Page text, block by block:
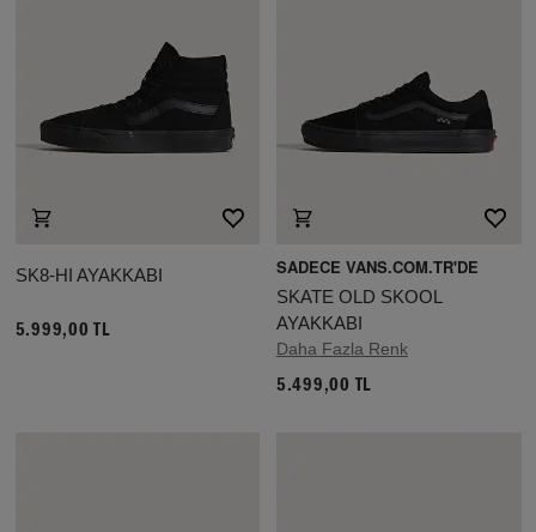
SK8-HI AYAKKABI
5.999,00 TL
SADECE VANS.COM.TR'DE
SKATE OLD SKOOL
AYAKKABI
Daha Fazla Renk
5.499,00 TL